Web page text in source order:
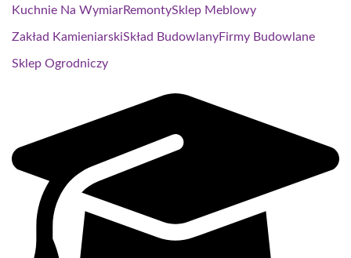
Kuchnie Na WymiarRemontySklep Meblowy
Zakład KamieniarskiSkład BudowlanyFirmy Budowlane
Sklep Ogrodniczy